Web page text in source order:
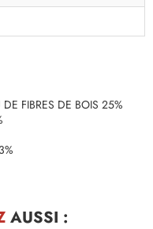
FIBRES DE BOIS 25%
AUSSI :